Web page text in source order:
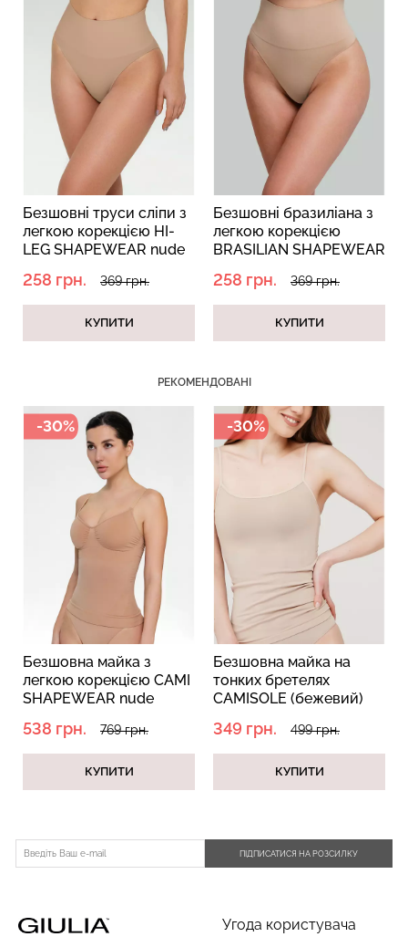
Безшовні бразиліана з
легкою корекцією
BRASILIAN SHAPEWEAR
258 грн. 369 грн.
КУПИТИ
Безшовні труси сліпи
моделюючі SLIP
MODELLING beige
454 грн. 649 грн.
КУПИТИ
РЕКОМЕНДОВАНІ
-30%
Безшовна майка з
легкою корекцією CAMI
SHAPEWEAR nude
538 грн. 769 грн.
КУПИТИ
-30%
Безшовна майка на
тонких бретелях
CAMISOLE (бежевий)
349 грн. 499 грн.
КУПИТИ
ПІДПИСАТИСЯ НА РОЗСИЛКУ
Угода користувача
Безшовний топ з легкою
SHAPEWEAR nude
Безшовні труси сліпи з
SHAPEWEAR black